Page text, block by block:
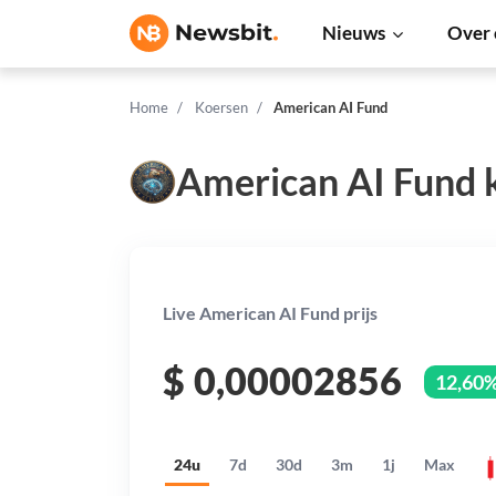
Nieuws Over
Home Koersen American AI Fund
American AI Fund
Live American AI Fund prijs
$ 0,00002856
24u 7d 30d 3m 1j Max